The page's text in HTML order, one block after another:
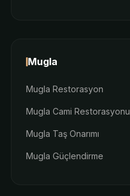
Mugla
Mugla Restorasyon
Mugla Cami Restorasyonu
Mugla Taş Onarımı
Mugla Güçlendirme